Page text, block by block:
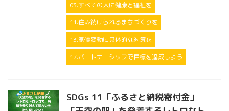
03.すべての人に健康と福祉を
11.住み続けられるまちづくりを
13.気候変動に具体的な対策を
17.パートナーシップで目標を達成しよう
SDGs 11「ふるさと納税寄付金」